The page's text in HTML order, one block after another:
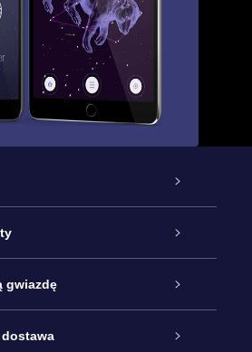
Online
OSR
gwiazdę